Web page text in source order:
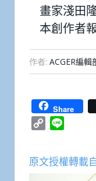
畫家淺田
本創作者
作者: ACGER編輯
Share
Copy
原文授權轉載